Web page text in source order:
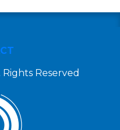
Rights Reserved